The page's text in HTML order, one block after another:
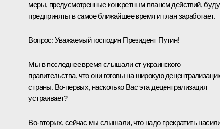
меры, предусмотренные конкретным планом действий,
предприняты в самое ближайшее время и план заработает.
Вопрос: Уважаемый господин Президент Путин!
Мы в последнее время слышали от украинского
правительства, что они готовы на широкую
страны. Во‑первых, насколько Вас эта децентрализация
устраивает?
Во‑вторых, сейчас мы слышали, что надо прекратить